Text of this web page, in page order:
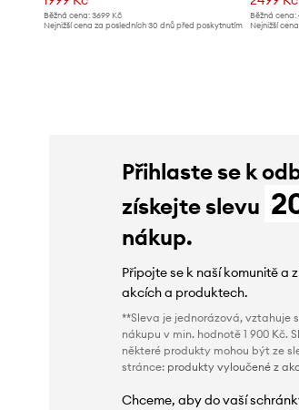
Běžná cena: 3699 Kč
Nejnižší cena za posledních 30 dnů před poskytnutím
Běžná cena:
Nejnižší
Přihlaste se k
získejte slevu
nákup.
Připojte se k naší komunitě a
akcích a produktech.
**Sleva je jednorázová, vztahuje
nákupu v min. hodnotě 1 900 Kč.
některé produkty mohou být ze
stránce: produkty vyloučené z
Chceme, aby do vaší